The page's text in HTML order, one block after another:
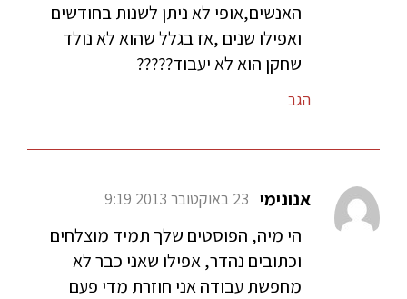
האנשים,אופי לא ניתן לשנות בחודשים
ואפילו שנים ,אז בגלל שהוא לא נולד
שחקן הוא לא יעבוד?????
הגב
אנונימי 23 באוקטובר 2013 9:19
הי מיה, הפוסטים שלך תמיד מוצלחים
וכתובים נהדר, אפילו שאני כבר לא
מחפשת עבודה אני חוזרת מדי פעם